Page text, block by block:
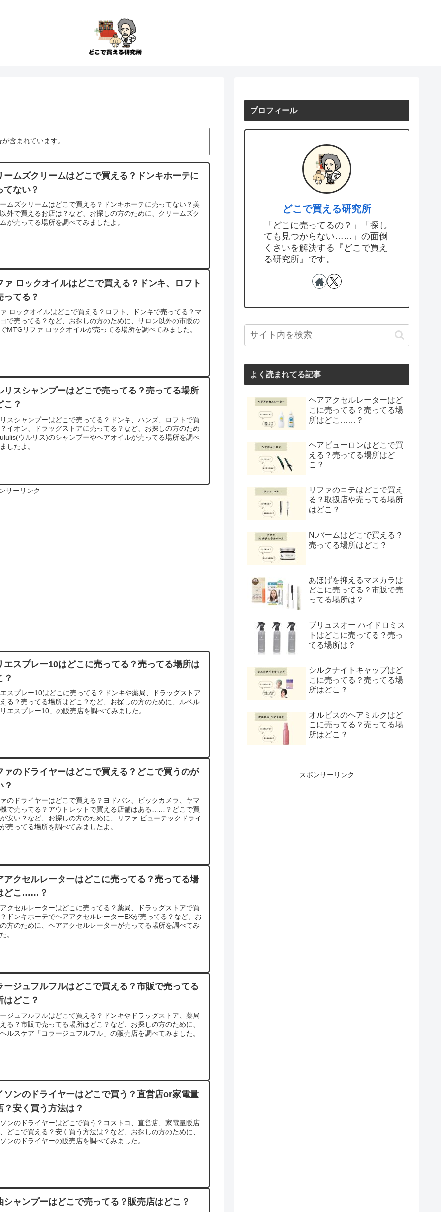
含まれています。
ームズクリームはどこで買える？ドンキホーテに
てない？
ムズクリームはどこで買える？ドンキホーテに売ってない？美
外で買えるお店は？など、お探しの方のために、クリームズク
が売ってる場所を調べてみましたよ。
ァ ロックオイルはどこで買える？ドンキ、ロフト
ってる？
ロックオイルはどこで買える？ロフト、ドンキで売ってる？マ
で売ってる？など、お探しの方のために、サロン以外の市販の
MTGリファ ロックオイルが売ってる場所を調べてみました。
リスシャンプーはどこで売ってる？売ってる場所
こ？
スシャンプーはどこで売ってる？ドンキ、ハンズ、ロフトで買
イオン、ドラッグストアに売ってる？など、お探しの方のため
ウルリス)のシャンプーやヘアオイルが売ってる場所を調べ
したよ。
サーリンク
エスプレー10はどこに売ってる？売ってる場所は
？
スプレー10はどこに売ってる？ドンキや薬局、ドラッグストア
る？売ってる場所はどこ？など、お探しの方のために、ルベル
エスプレー10」の販売店を調べてみました。
ァのドライヤーはどこで買える？どこで買うのが
？
のドライヤーはどこで買える？ヨドバシ、ビックカメラ、ヤマ
で売ってる？アウトレットで買える店舗はある……？どこで買
安い？など、お探しの方のために、リファ ビューテックドライ
売ってる場所を調べてみましたよ。
アクセルレーターはどこに売ってる？売ってる場
どこ……？
クセルレーターはどこに売ってる？薬局、ドラッグストアで買
ドンキホーテでヘアアクセルレーターEXが売ってる？など、お
方のために、ヘアアクセルレーターが売ってる場所を調べてみ
。
ージュフルフルはどこで買える？市販で売ってる
はどこ？
ジュフルフルはどこで買える？ドンキやドラッグストア、薬局
る？市販で売ってる場所はどこ？など、お探しの方のために、
ルスケア「コラージュフルフル」の販売店を調べてみました。
ソンのドライヤーはどこで買う？直営店or家電量
？安く買う方法は？
ンのドライヤーはどこで買う？コストコ、直営店、家電量販店
どこで買える？安く買う方法は？など、お探しの方のために、
ンのドライヤーの販売店を調べてみました。
シャンプーはどこで売ってる？販売店はどこ？
プロフィール
どこで買える研究所
「どこに売ってるの？」「探し
ても見つからない……」の面倒
くさいを解決する『どこで買え
る研究所』です。
よく読まれてる記事
ヘアアクセルレーターはど
こに売ってる？売ってる場
所はどこ……？
ヘアビューロンはどこで買
える？売ってる場所はど
こ？
リファのコテはどこで買え
る？取扱店や売ってる場所
はどこ？
N.バームはどこで買える？
売ってる場所はどこ？
あほげを抑えるマスカラは
どこに売ってる？市販で売
ってる場所は？
プリュスオー ハイドロミス
トはどこに売ってる？売っ
てる場所は？
シルクナイトキャップはど
こに売ってる？売ってる場
所はどこ？
オルビスのヘアミルクはど
こに売ってる？売ってる場
所はどこ？
スポンサーリンク